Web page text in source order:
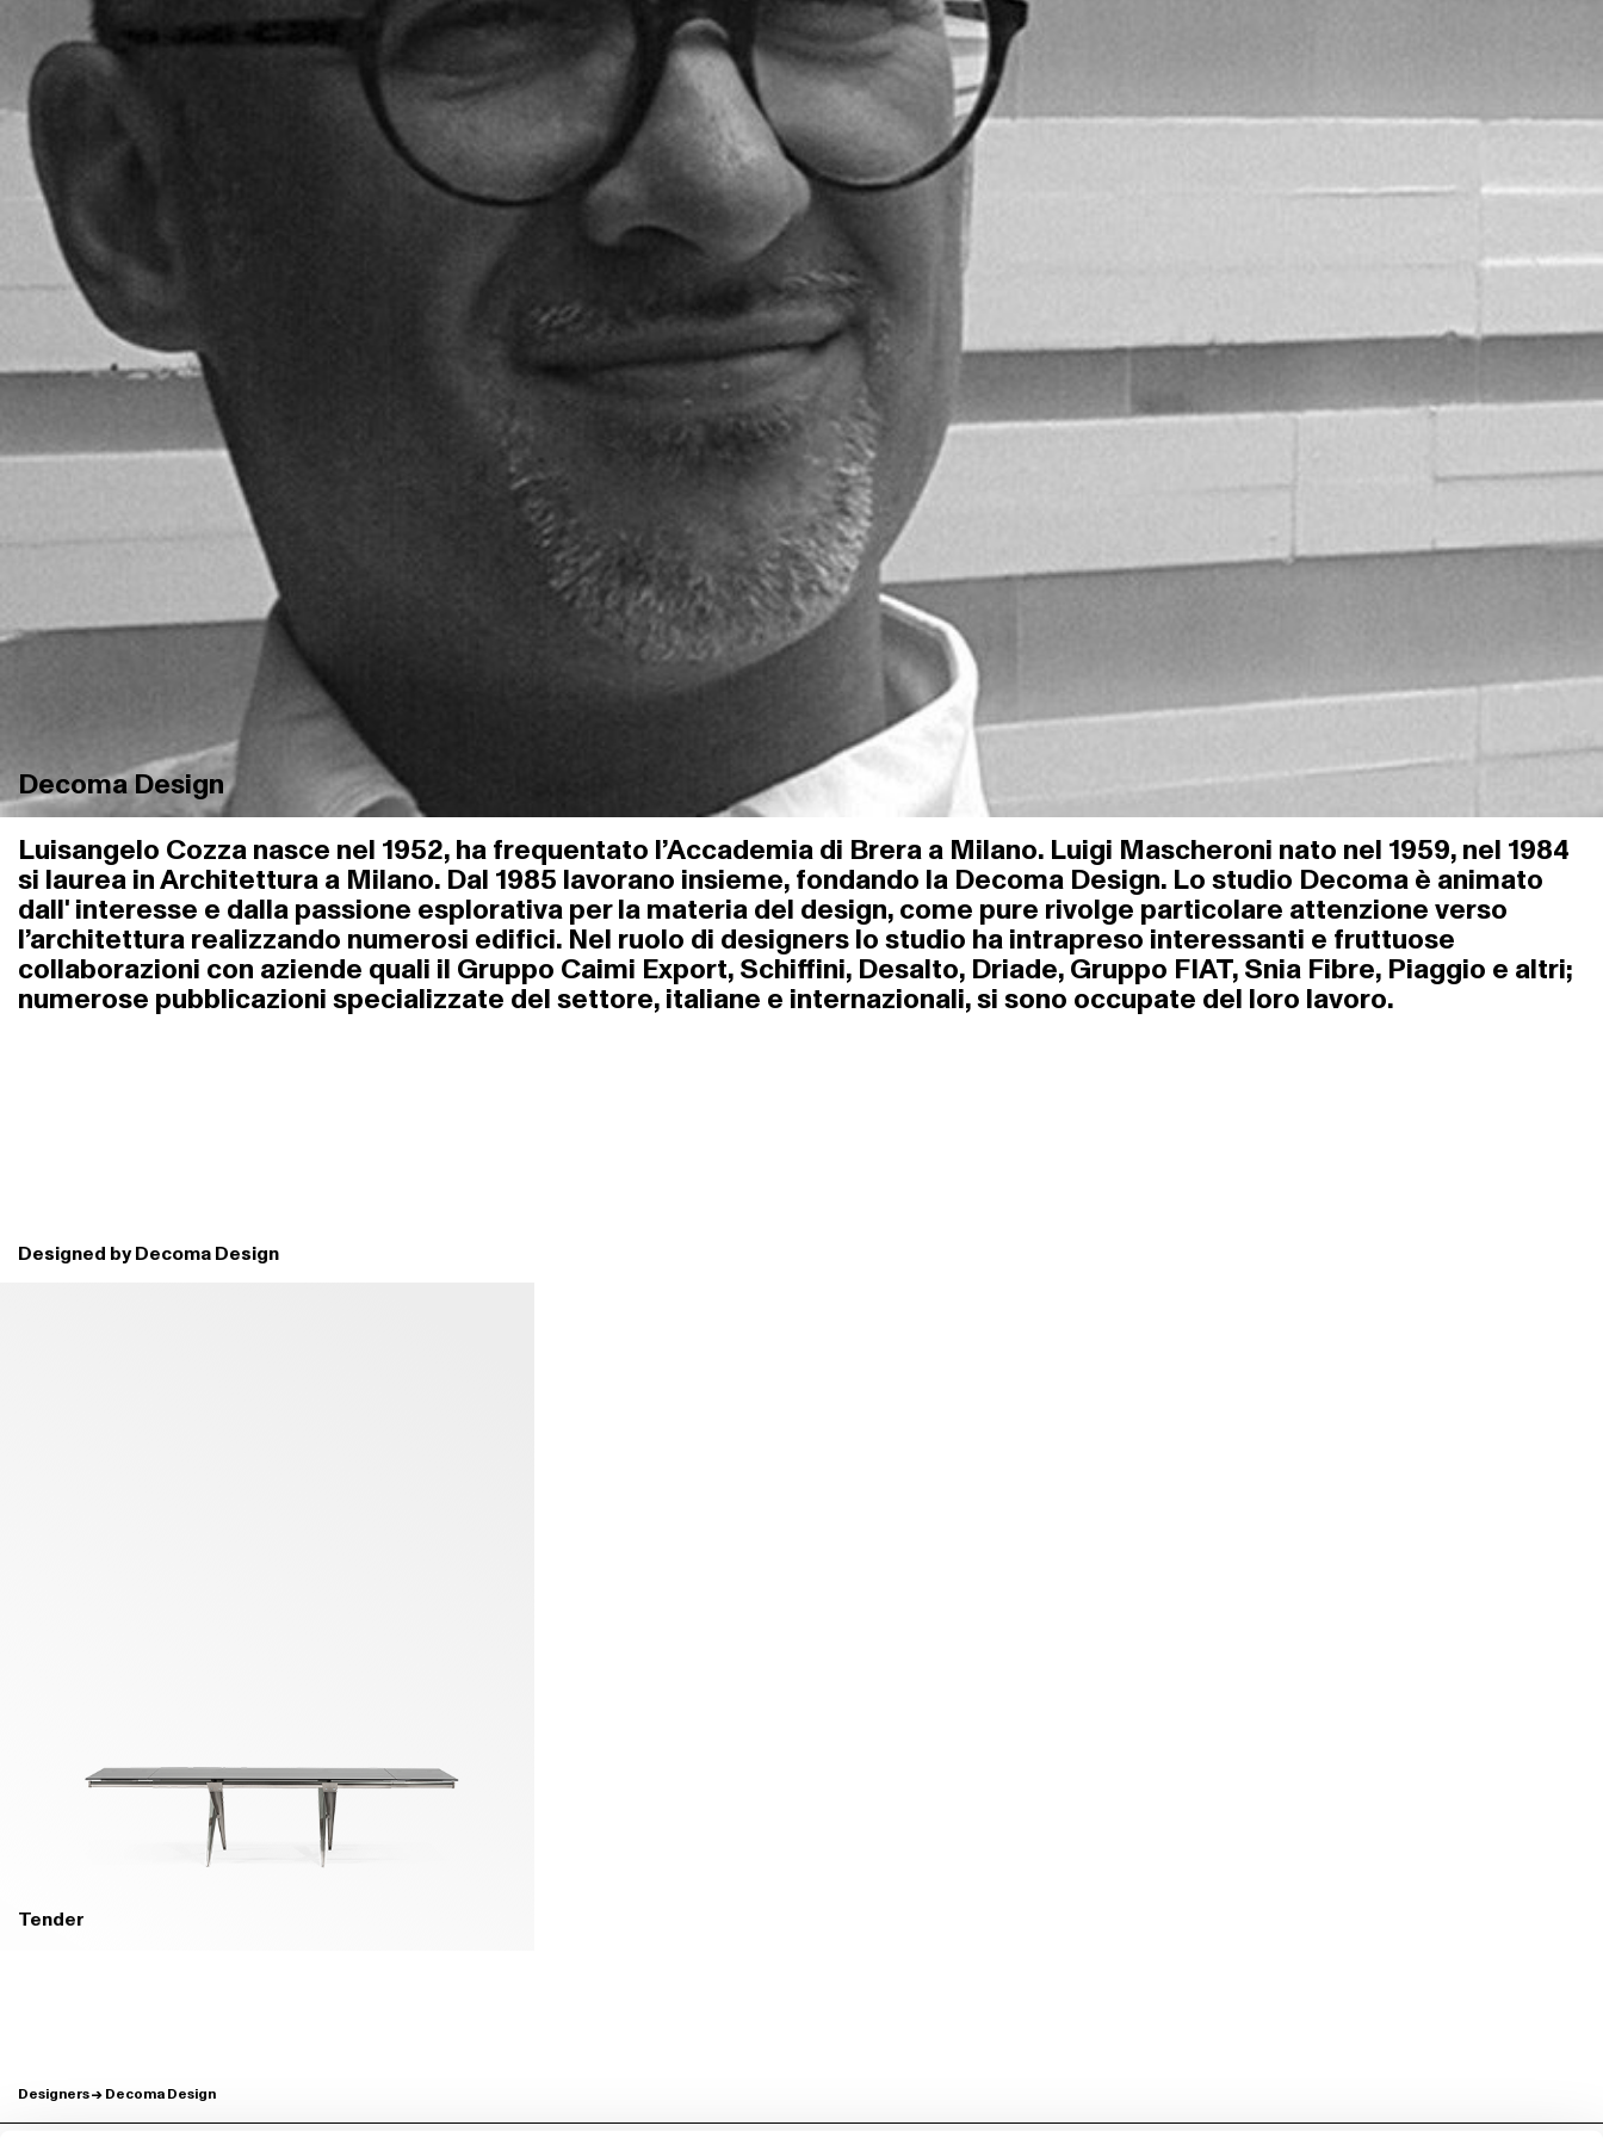
Decoma Design
Luisangelo Cozza nasce nel 1952, ha frequentato l’Accademia di Brera a Milano. Luigi Mascheroni nato nel 1959, nel 1984
si laurea in Architettura a Milano. Dal 1985 lavorano insieme, fondando la Decoma Design. Lo studio Decoma è animato
dall' interesse e dalla passione esplorativa per la materia del design, come pure rivolge particolare attenzione verso
l’architettura realizzando numerosi edifici. Nel ruolo di designers lo studio ha intrapreso interessanti e fruttuose
collaborazioni con aziende quali il Gruppo Caimi Export, Schiffini, Desalto, Driade, Gruppo FIAT, Snia Fibre, Piaggio e altri;
numerose pubblicazioni specializzate del settore, italiane e internazionali, si sono occupate del loro lavoro.
Designed by Decoma Design
Tender
Designers Decoma Design